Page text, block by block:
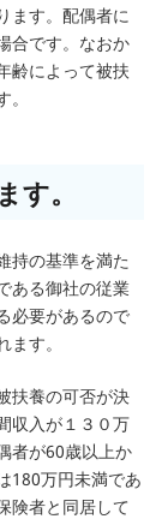
ます。配偶者に
合です。なおか
齢によって被扶
す。
持の基準を満た
ある御社の従業
必要があるので
す。
扶養の可否が決
収入が１３０万
者が60歳以上か
180万円未満であ
険者と同居して